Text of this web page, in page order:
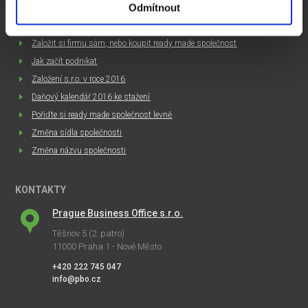
Odmítnout
Založit si firmu sám, nebo koupit ready made společnost
Jak začít podnikat
Založení s.r.o. v roce 2016
Daňový kalendář 2016 ke stažení
Pořiďte si ready made společnost levně
Změna sídla společnosti
Změna názvu společnosti
KONTAKTY
Prague Business Office s.r.o.
Těšnov 5 (2. patro)
11000 Praha 1 - Nové Město
+420 222 745 047
info@pbo.cz